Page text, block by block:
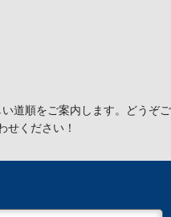
道順をご案内します。どうぞご
せください！